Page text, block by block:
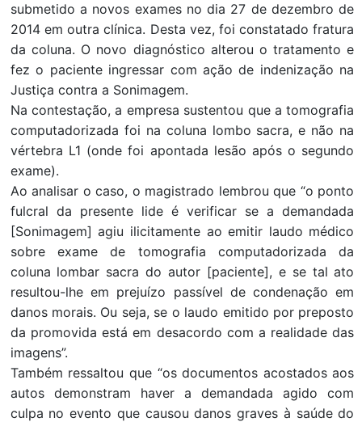
submetido a novos exames no dia 27 de dezembro de
2014 em outra clínica. Desta vez, foi constatado fratura
da coluna. O novo diagnóstico alterou o tratamento e
fez o paciente ingressar com ação de indenização na
Justiça contra a Sonimagem.
Na contestação, a empresa sustentou que a tomografia
computadorizada foi na coluna lombo sacra, e não na
vértebra L1 (onde foi apontada lesão após o segundo
exame).
Ao analisar o caso, o magistrado lembrou que “o ponto
fulcral da presente lide é verificar se a demandada
[Sonimagem] agiu ilicitamente ao emitir laudo médico
sobre exame de tomografia computadorizada da
coluna lombar sacra do autor [paciente], e se tal ato
resultou-lhe em prejuízo passível de condenação em
danos morais. Ou seja, se o laudo emitido por preposto
da promovida está em desacordo com a realidade das
imagens”.
Também ressaltou que “os documentos acostados aos
autos demonstram haver a demandada agido com
culpa no evento que causou danos graves à saúde do